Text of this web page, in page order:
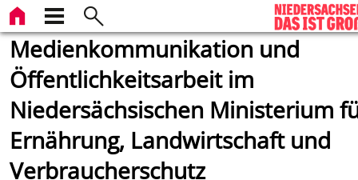
Medienkommunikation und
Öffentlichkeitsarbeit im
Niedersächsischen Ministerium
Ernährung, Landwirtschaft und
Verbraucherschutz